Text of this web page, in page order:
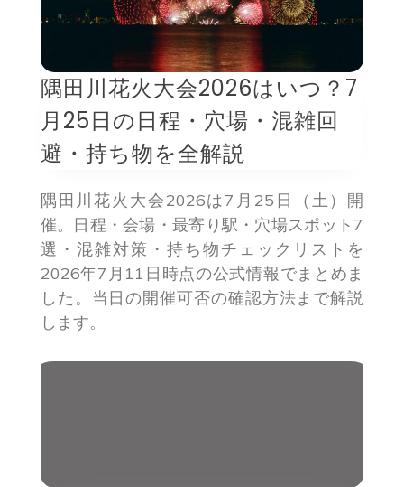
隅田川花火大会2026はいつ？7
月25日の日程・穴場・混雑回
避・持ち物を全解説
隅田川花火大会2026は7月25日（土）開
催。日程・会場・最寄り駅・穴場スポット7
選・混雑対策・持ち物チェックリストを
2026年7月11日時点の公式情報でまとめま
した。当日の開催可否の確認方法まで解説
します。